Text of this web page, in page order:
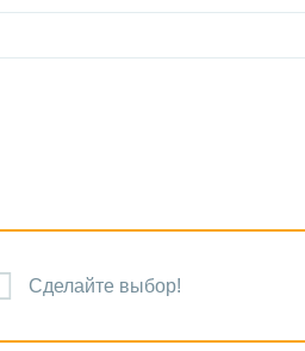
Сделайте выбор!